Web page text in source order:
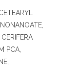
PCA,